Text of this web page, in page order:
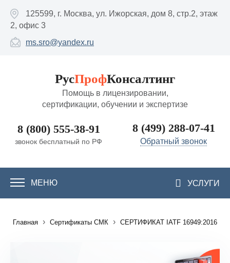
125599, г. Москва, ул. Ижорская, дом 8, стр.2, этаж
2, офис 3
ms.sro@yandex.ru
РусПрофКонсалтинг
Помощь в лицензировании,
сертификации, обучении и экспертизе
8 (800) 555-38-91
звонок бесплатный по РФ
8 (499) 288-07-41
Обратный звонок
МЕНЮ УСЛУГИ
Главная › Сертификаты СМК › СЕРТИФИКАТ IATF 16949:2016